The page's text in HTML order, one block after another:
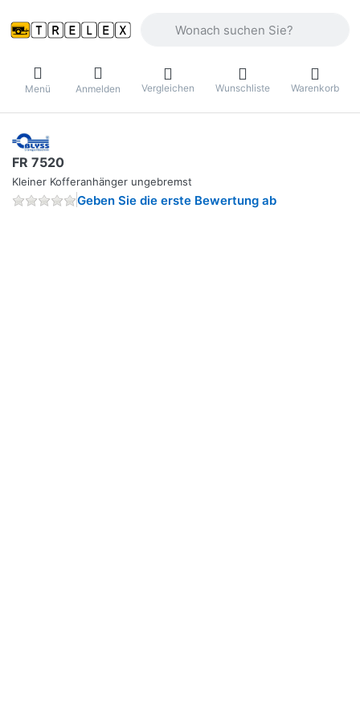
Menü Anmelden Vergleichen Wunschliste Warenkorb
FR 7520
Kleiner Kofferanhänger ungebremst
Geben Sie die erste Bewertung ab